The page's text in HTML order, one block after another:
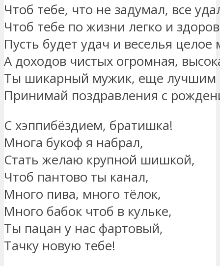
Чтоб тебе, что не задумал, все
Чтоб тебе по жизни легко и
Пусть будет удач и веселья целое
А доходов чистых огромная,
Ты шикарный мужик, еще лучшим
Принимай поздравления с
С хэппибёздием, братишка!
Многа букоф я набрал,
Стать желаю крупной шишкой,
Чтоб пантово ты канал,
Много пива, много тёлок,
Много бабок чтоб в кульке,
Ты пацан у нас фартовый,
Тачку новую тебе!